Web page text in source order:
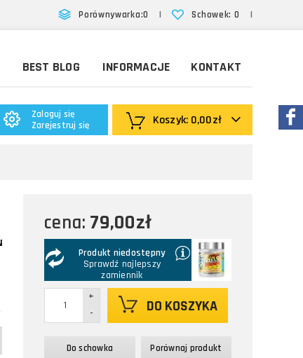
Schowek: 0 |
Porównywarka:0 |
BEST BLOG INFORMACJE KONTAKT
Koszyk: 0,00zł
Zaloguj się
Zarejestruj się
cena: 79,00zł
Produkt niedostępny
Sprawdź najlepszy
zamiennik
-
+
DO KOSZYKA
Do schowka Porównaj produkt